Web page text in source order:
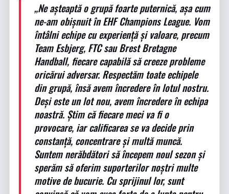
„Ne așteaptă o grupă foarte puternică, așa cum
ne-am obișnuit în EHF Champions League. Vom
întâlni echipe cu experiență și valoare, precum
Team Esbjerg, FTC sau Brest Bretagne
Handball, fiecare capabilă să creeze probleme
oricărui adversar. Respectăm toate echipele
din grupă, însă avem încredere în lotul nostru.
Deși este un lot nou, avem încredere în echipa
noastră. Știm că fiecare meci va fi o
provocare, iar calificarea se va decide prin
constanță, concentrare și multă muncă.
Suntem nerăbdători să începem noul sezon și
sperăm să oferim suporterilor noștri multe
motive de bucurie. Cu sprijinul lor, sunt